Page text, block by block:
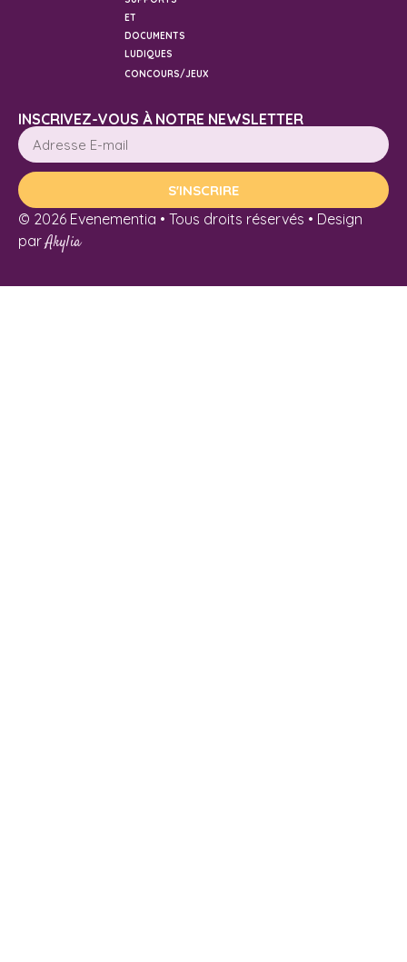
ET
DOCUMENTS
LUDIQUES
CONCOURS/JEUX
INSCRIVEZ-VOUS À NOTRE NEWSLETTER
S'INSCRIRE
© 2026 Evenementia • Tous droits réservés • Design
parAkylia